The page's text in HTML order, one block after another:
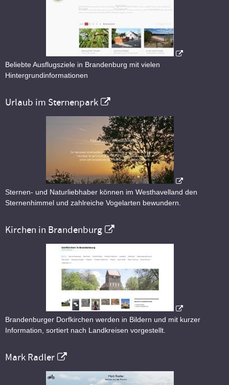
Beliebte Ausflugsziele in Brandenburg mit vielen
Hintergrundinformationen
Urlaub im Sternenpark
Sternen- und Naturliebhaber können im Westhavelland den
Sternenhimmel und zahlreiche Vogelarten bewundern.
Kirchen in Brandenburg
Brandenburger Dorfkirchen werden in Bildern und mit kurzer
Information, sortiert nach Landkreisen vorgestellt.
Mark Radler